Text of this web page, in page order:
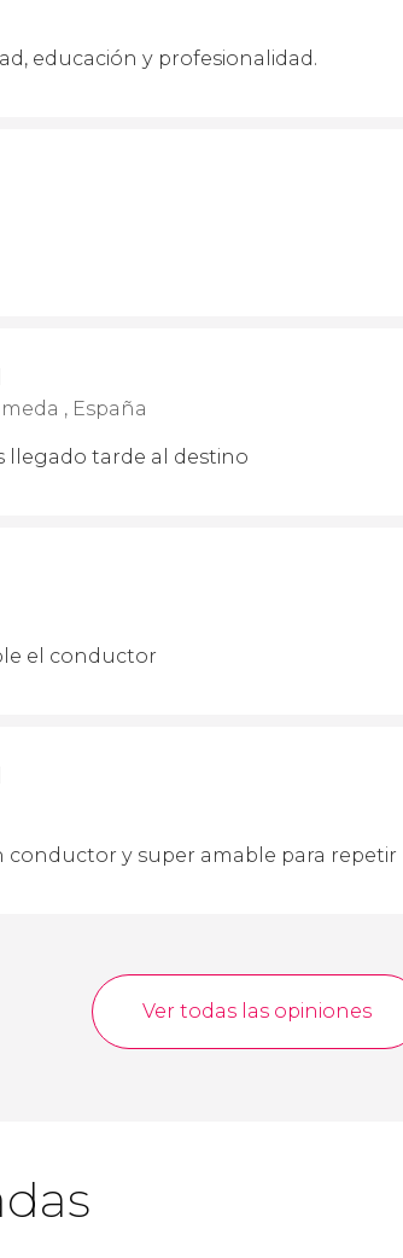
educación y profesionalidad.
, España
llegado tarde al destino
el conductor
y super amable para repetir
Ver todas las opiniones